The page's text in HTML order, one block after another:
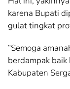
karena Bupati
gulat tingkat
“Semoga
berdampak
Kabupaten